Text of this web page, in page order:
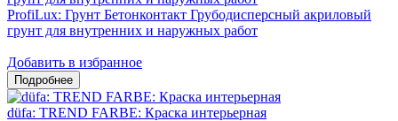
ProfiLux: Грунт Бетонконтакт Грубодисперсный акриловый
грунт для внутренних и наружных работ
Добавить в избранное
düfa: TREND FARBE: Краска интерьерная